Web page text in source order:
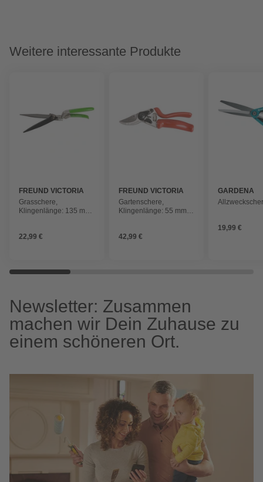
Weitere interessante Produkte
FREUND VICTORIA
Grasschere,
Klingenlänge: 135 mm,
22,99 €
FREUND VICTORIA
Gartenschere,
Klingenlänge: 55 mm,
42,99 €
GARDENA
19,99 €
Newsletter: Zusammen
machen wir Dein Zuhause zu
einem schöneren Ort.